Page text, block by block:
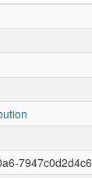
7947c0d2d4c6